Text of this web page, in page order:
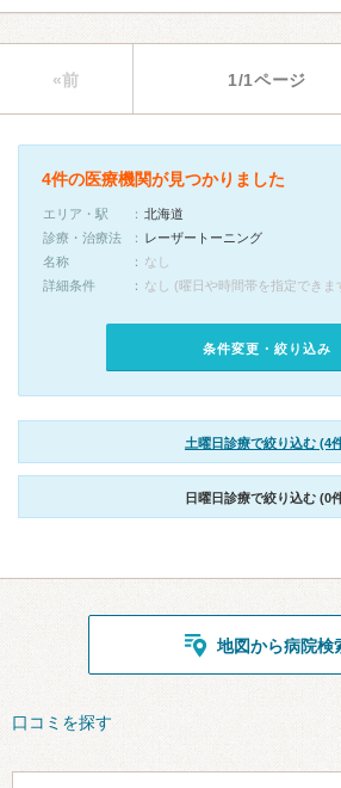
«前 1/1ページ
4件の医療機関が見つかりました
エリア・駅
北海道
診療・治療法
レーザートーニング
名称
なし
詳細条件
なし (曜日や時間帯を指定できま
条件変更・絞り込み
土曜日診療で絞り込む (4
日曜日診療で絞り込む (0
地図から病院検
口コミを探す